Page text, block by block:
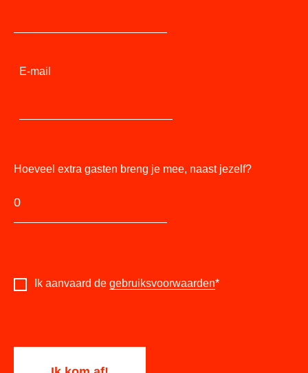
E-mail
Hoeveel extra gasten breng je mee, naast jezelf?
Ik aanvaard de gebruiksvoorwaarden*